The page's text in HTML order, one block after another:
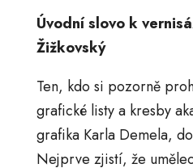
Úvodní slovo k
Žižkovský
Ten, kdo si pozorně
grafické listy a kresby
grafika Karla Demela,
Nejprve zjistí, že